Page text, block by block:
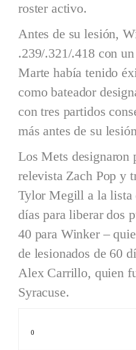
roster activo.
Antes de su lesión,
.239/.321/.418 con
Marte había tenido
como bateador
con tres partidos
más antes de su
Los Mets designaron
relevista Zach Pop y
Tylor Megill a la lista
días para liberar dos
40 para Winker –
de lesionados de 60
Alex Carrillo, quien
Syracuse.
0